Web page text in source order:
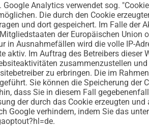
Analytics verwendet sog.
Die durch den Cookie
und dort gespeichert. Im Falle der
der Europäischen Union
Ausnahmefällen wird die volle IP-
aktiv. Im Auftrag des Betreibers dieser
zusammenzustellen
zu erbringen. Die im
Sie können die Speicherung der
dass Sie in diesem Fall
der durch das Cookie erzeugten
Google verhindern, indem Sie das
.